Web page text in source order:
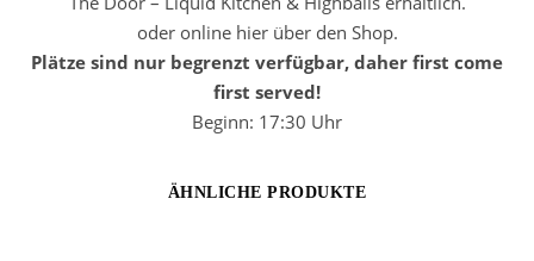
oder online hier über den Shop.
Plätze sind nur begrenzt verfügbar, daher first come
first served!
Beginn: 17:30 Uhr
ÄHNLICHE PRODUKTE